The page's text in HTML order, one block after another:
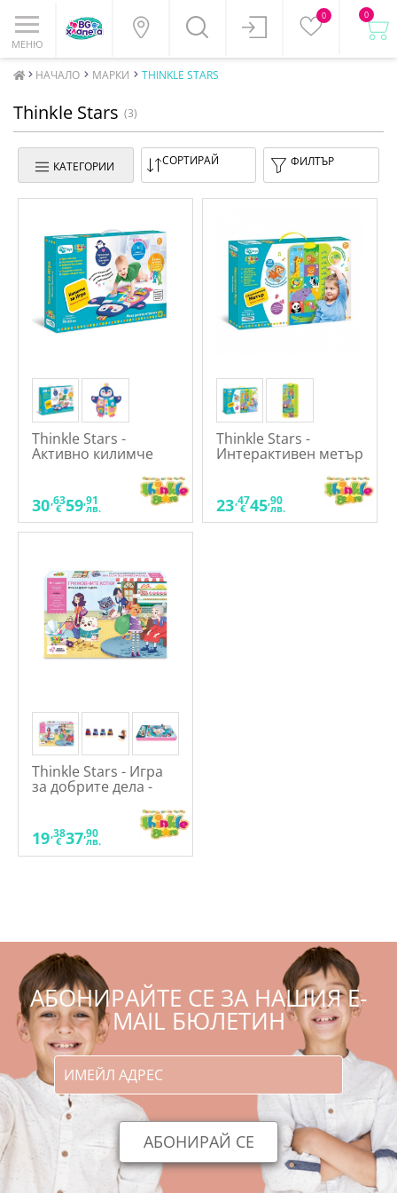
МЕНЮ
0 0
НАЧАЛО МАРКИ THINKLE STARS
Thinkle Stars (3)
КАТЕГОРИИ СОРТИРАЙ ФИЛТЪР
Thinkle Stars -
Активно килимче
30,63
€ 59,91
лв.
Thinkle Stars -
Интерактивен метър
весел зоопарк
23,47
€ 45,90
лв.
Thinkle Stars - Игра
за добрите дела -
Грижовните котки
19,38
€ 37,90
лв.
АБОНИРАЙТЕ СЕ ЗА НАШИЯ E-
MAIL БЮЛЕТИН